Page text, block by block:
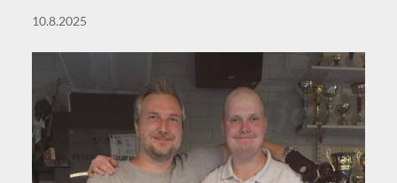
10.8.2025